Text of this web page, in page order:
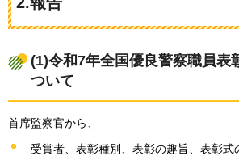
(1)令和7年全国優良警察職員表
ついて
首席監察官から、
受賞者、表彰種別、表彰の趣旨、表彰式